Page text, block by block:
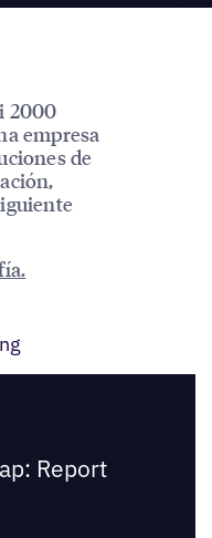
2000
empresa
de
Report